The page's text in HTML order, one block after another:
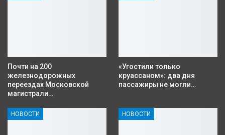
Почти на 200
железнодорожных
переездах Московской
магистрали…
«Угостили только
круассаном»: два дня
пассажиры не могли…
НОВОСТИ НОВОСТИ